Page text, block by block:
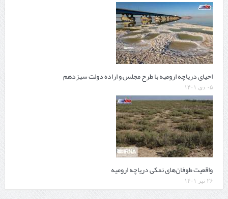
احیای دریاچه ارومیه با طرح مجلس و اراده دولت سیزدهم
۰۵ دی ۱۴۰۱
واقعیت طوفان‌های نمکی دریاچه ارومیه
۲۶ تیر ۱۴۰۱